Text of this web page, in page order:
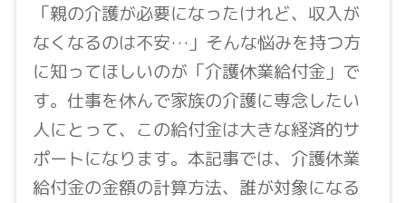
「親の介護が必要になったけれど、収入が
なくなるのは不安…」そんな悩みを持つ方
に知ってほしいのが「介護休業給付金」で
す。仕事を休んで家族の介護に専念したい
人にとって、この給付金は大きな経済的サ
ポートになります。本記事では、介護休業
給付金の金額の計算方法、誰が対象になる